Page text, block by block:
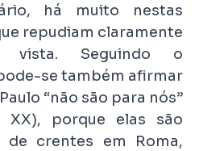
há muito nestas
repudiam claramente
Seguindo o
se também afirmar
“não são para nós”
XX), porque elas são
crentes em Roma,